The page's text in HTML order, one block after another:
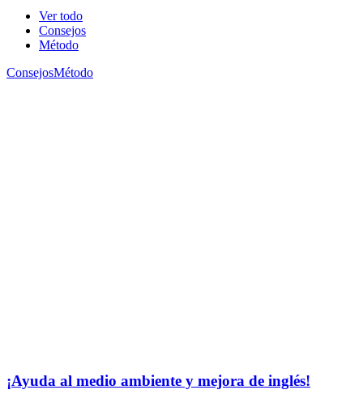
Ver todo
Consejos
Método
ConsejosMétodo
¡Ayuda al medio ambiente y mejora de inglés!